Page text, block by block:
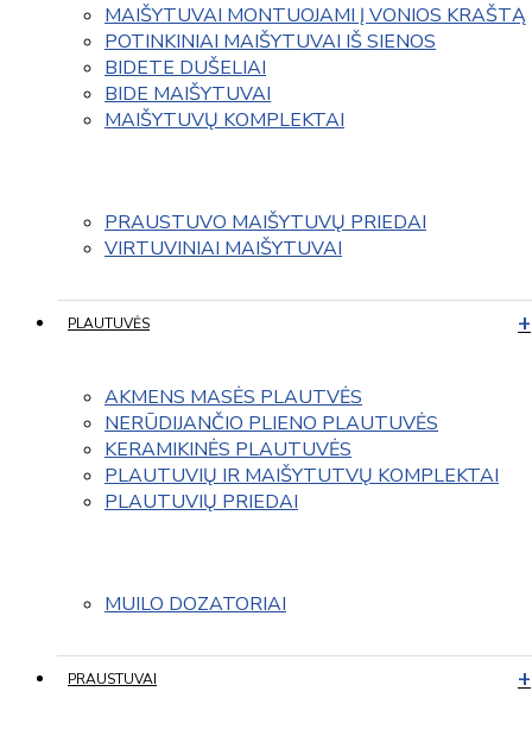
MAIŠYTUVAI MONTUOJAMI Į VONIOS KRAŠTĄ
POTINKINIAI MAIŠYTUVAI IŠ SIENOS
BIDETE DUŠELIAI
BIDE MAIŠYTUVAI
MAIŠYTUVŲ KOMPLEKTAI
PRAUSTUVO MAIŠYTUVŲ PRIEDAI
VIRTUVINIAI MAIŠYTUVAI
PLAUTUVĖS
AKMENS MASĖS PLAUTVĖS
NERŪDIJANČIO PLIENO PLAUTUVĖS
KERAMIKINĖS PLAUTUVĖS
PLAUTUVIŲ IR MAIŠYTUTVŲ KOMPLEKTAI
PLAUTUVIŲ PRIEDAI
MUILO DOZATORIAI
PRAUSTUVAI